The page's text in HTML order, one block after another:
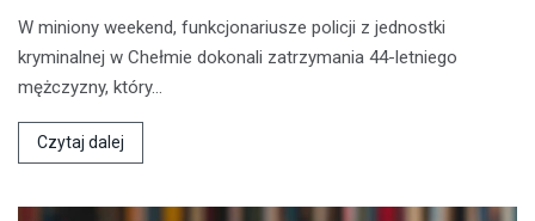
W miniony weekend, funkcjonariusze policji z jednostki
kryminalnej w Chełmie dokonali zatrzymania 44-letniego
mężczyzny, który…
Czytaj dalej